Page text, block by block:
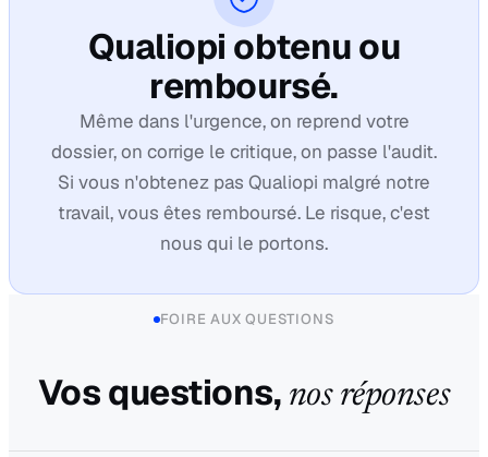
Qualiopi obtenu ou
remboursé.
Même dans l'urgence, on reprend votre
dossier, on corrige le critique, on passe l'audit.
Si vous n'obtenez pas Qualiopi malgré notre
travail, vous êtes remboursé. Le risque, c'est
nous qui le portons.
FOIRE AUX QUESTIONS
Vos questions, nos réponses